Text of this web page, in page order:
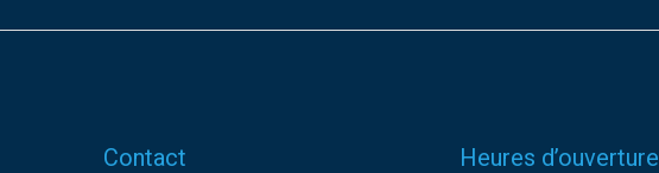
Contact Heures d’ouverture